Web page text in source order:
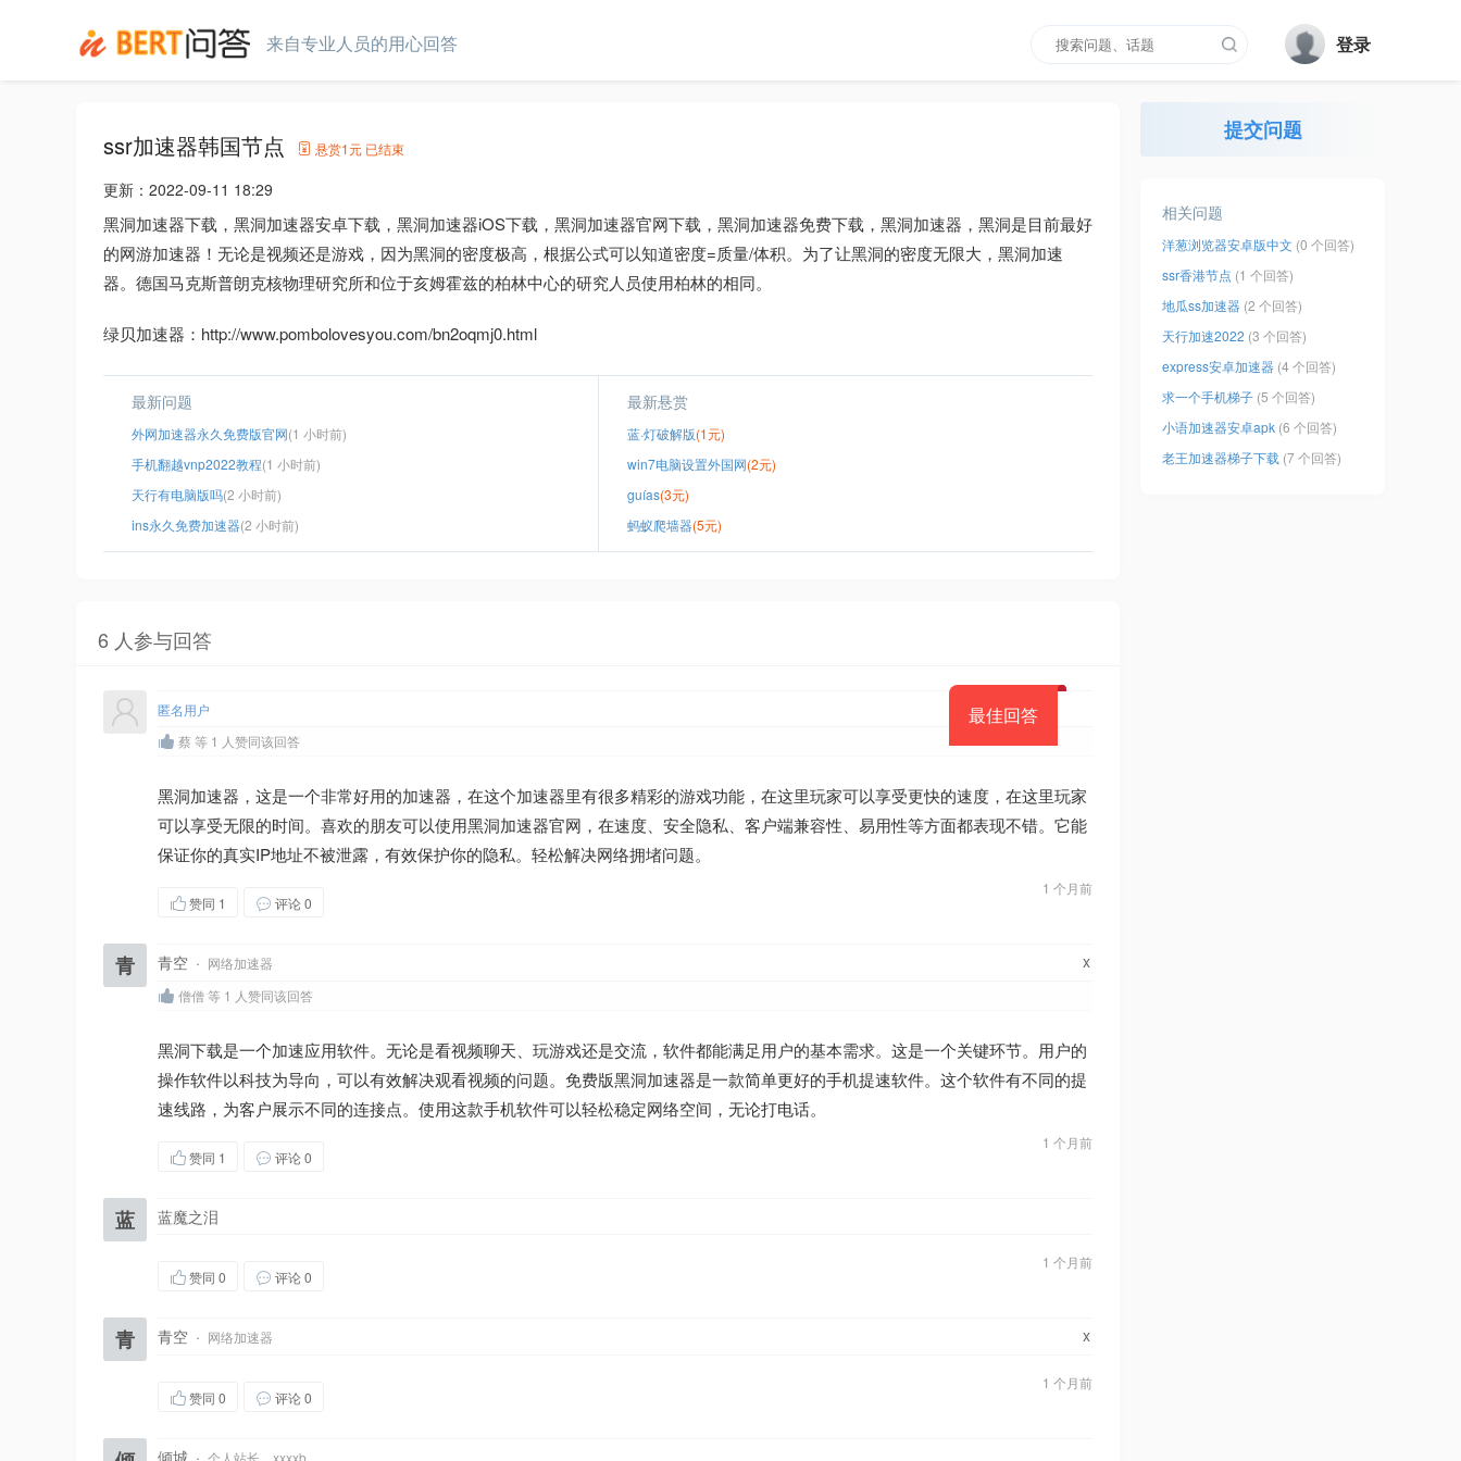
来自专业人员的用心回答 登录
ssr加速器韩国节点 悬赏1元 已结束
更新： 2022-09-11 18:29
黑洞加速器下载，黑洞加速器安卓下载，黑洞加速器iOS下载，黑洞加速器官网下载，黑洞加速器免费下载，黑洞加速器，黑洞是目前最好
的网游加速器！无论是视频还是游戏，因为黑洞的密度极高，根据公式可以知道密度=质量/体积。为了让黑洞的密度无限大，黑洞加速
器。德国马克斯普朗克核物理研究所和位于亥姆霍兹的柏林中心的研究人员使用柏林的相同。
绿贝加速器：http://www.pombolovesyou.com/bn2oqmj0.html
最新问题
外网加速器永久免费版官网(1 小时前)
手机翻越vnp2022教程(1 小时前)
天行有电脑版吗(2 小时前)
ins永久免费加速器(2 小时前)
最新悬赏
蓝·灯破解版(1元)
win7电脑设置外国网(2元)
guías(3元)
蚂蚁爬墙器(5元)
6 人参与回答
最佳回答
匿名用户
蔡 等 1 人赞同该回答
黑洞加速器，这是一个非常好用的加速器，在这个加速器里有很多精彩的游戏功能，在这里玩家可以享受更快的速度，在这里玩家
可以享受无限的时间。喜欢的朋友可以使用黑洞加速器官网，在速度、安全隐私、客户端兼容性、易用性等方面都表现不错。它能
保证你的真实IP地址不被泄露，有效保护你的隐私。轻松解决网络拥堵问题。
1 个月前
赞同 1 评论 0
青 青空 · 网络加速器 x
僧僧 等 1 人赞同该回答
黑洞下载是一个加速应用软件。无论是看视频聊天、玩游戏还是交流，软件都能满足用户的基本需求。这是一个关键环节。用户的
操作软件以科技为导向，可以有效解决观看视频的问题。免费版黑洞加速器是一款简单更好的手机提速软件。这个软件有不同的提
速线路，为客户展示不同的连接点。使用这款手机软件可以轻松稳定网络空间，无论打电话。
1 个月前
赞同 1 评论 0
蓝 蓝魔之泪
1 个月前
赞同 0 评论 0
青 青空 · 网络加速器 x
1 个月前
赞同 0 评论 0
提交问题
相关问题
洋葱浏览器安卓版中文 (0 个回答)
ssr香港节点 (1 个回答)
地瓜ss加速器 (2 个回答)
天行加速2022 (3 个回答)
express安卓加速器 (4 个回答)
求一个手机梯子 (5 个回答)
小语加速器安卓apk (6 个回答)
老王加速器梯子下载 (7 个回答)